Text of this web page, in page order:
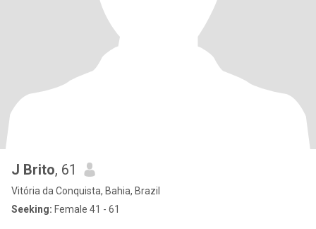
J Brito, 61
Vitória da Conquista, Bahia, Brazil
Seeking: Female 41 - 61